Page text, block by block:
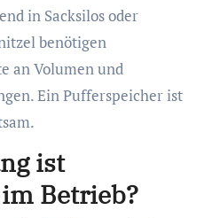
benötigen
an Volumen und
Ein Pufferspeicher ist
ist
Betrieb?